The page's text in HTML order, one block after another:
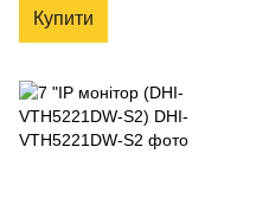
Купити